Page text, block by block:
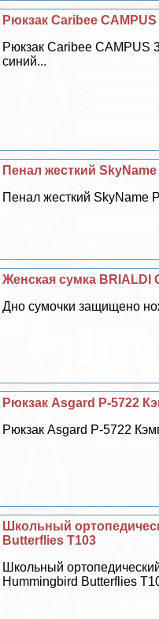
Рюкзак Caribee
Рюкзак Caribee CAMPUS
синий...
Пенал жесткий SkyName
Пенал жесткий SkyName
Женская сумка BRIALDI
Дно сумочки защищено
Рюкзак Asgard Р-5722
Рюкзак Asgard Р-5722
Школьный
Butterflies T103
Школьный
Hummingbird Butterflies